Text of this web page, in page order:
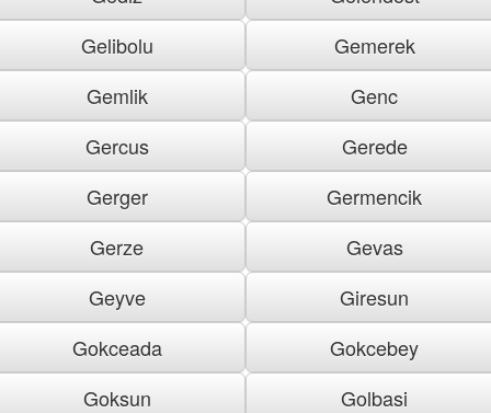
Gelibolu
Gemerek
Gemlik
Genc
Gercus
Gerede
Gerger
Germencik
Gerze
Gevas
Geyve
Giresun
Gokceada
Gokcebey
Goksun
Golbasi